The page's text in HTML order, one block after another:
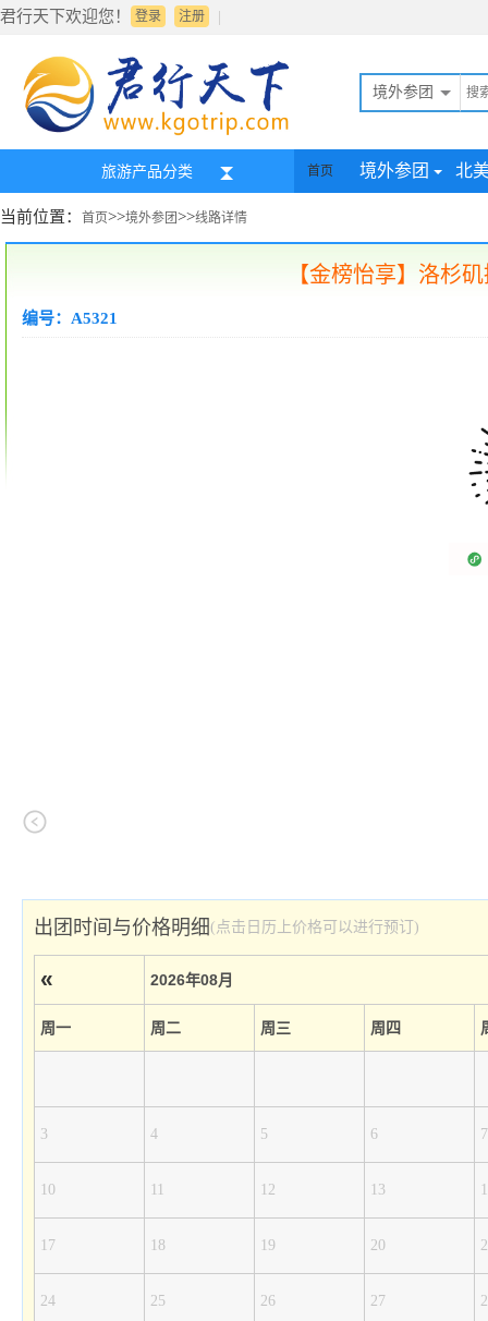
君行天下欢迎您！ 登录 |
注册
境外参团
旅游产品分类 首页 境外参团 北
当前位置： 首页>>境外参团>>线路详情
【金榜怡享】洛杉
编号：A5321
出团时间与价格明细(点击日历上价格可以进行预订)
« 2026年08月
周一 周二 周三 周四
3 4 5 6 7
10 11 12 13
17 18 19 20
24 25 26 27